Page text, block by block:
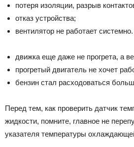
потеря изоляции, разрыв
отказ устройства;
вентилятор не работает системно.
движка еще даже не прогрета, а
прогретый двигатель не хочет
бензин стал расходоваться
Перед тем, как проверить датчик
жидкости, помните, главное не
указателя температуры